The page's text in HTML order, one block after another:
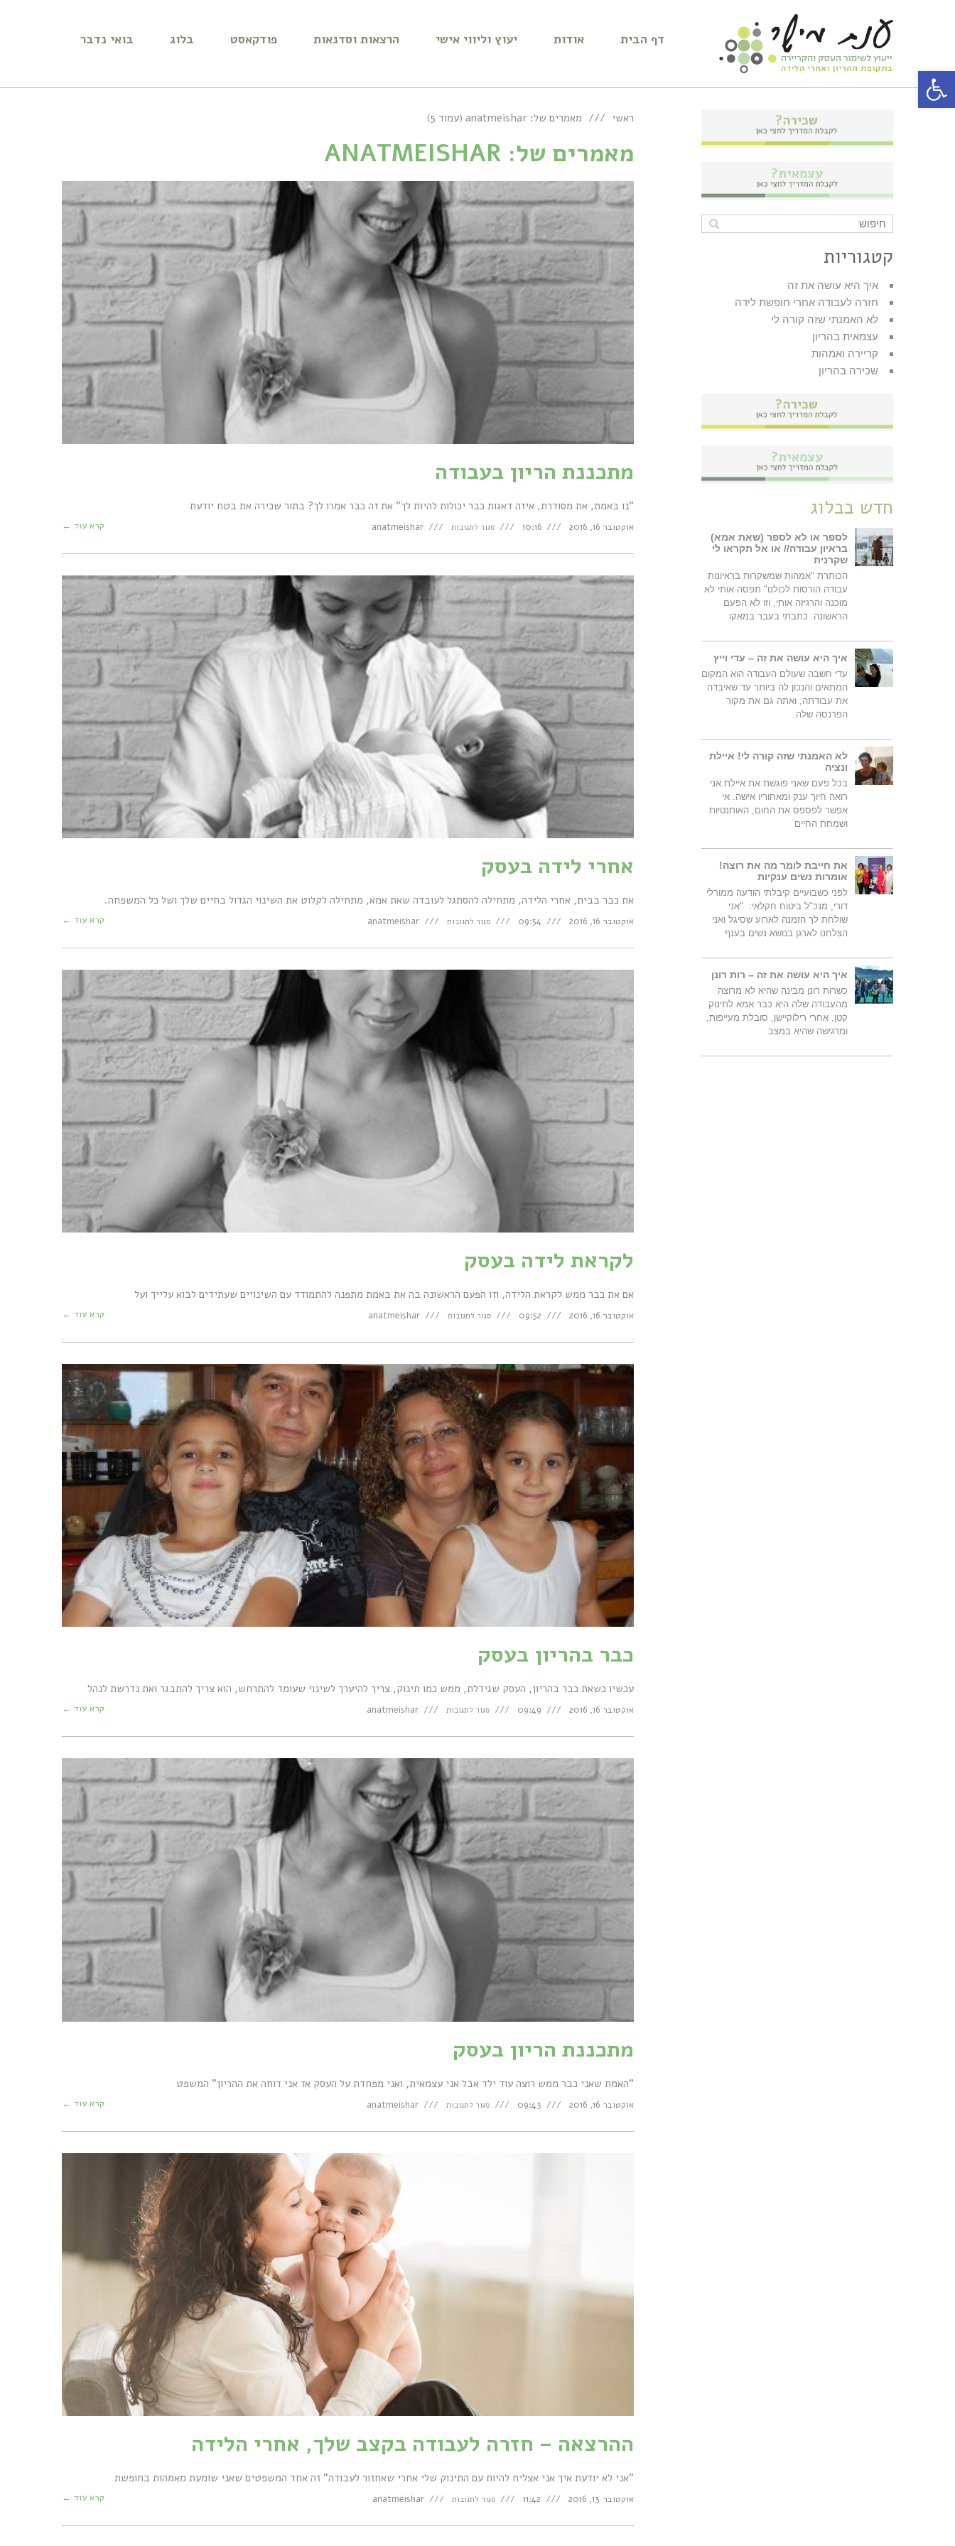
פתח סרגל נגישות
דף הבית אודות יעוץ וליווי אישי הרצאות וסדנאות פודקאסט בלוג בואי נדבר
ראשי מאמרים של: anatmeishar (עמוד 5)
מאמרים של: ANATMEISHAR
מתכננת הריון בעבודה
"נו באמת, את מסודרת, איזה דאגות כבר יכולות להיות לך" את זה כבר אמרו לך? בתור שכירה את בטח יודעת
אוקטובר 16, 2016 10:16 סגור לתגובות מתכננת
anatmeishar קרא עוד ←
אחרי לידה בעסק
את כבר בבית, אחרי הלידה, מתחילה להסתגל לעובדה שאת אמא, מתחילה לקלוט את השינוי הגדול בחיים שלך ושל כל המשפחה.
אוקטובר 16, 2016 09:54 סגור לתגובות אחרי
anatmeishar קרא עוד ←
לקראת לידה בעסק
אם את כבר ממש לקראת הלידה, וזו הפעם הראשונה בה את באמת מתפנה להתמודד עם השינויים שעתידים לבוא עלייך ועל
אוקטובר 16, 2016 09:52 סגור לתגובות לקראת
anatmeishar קרא עוד ←
כבר בהריון בעסק
עכשיו כשאת כבר בהריון, העסק שגידלת, ממש כמו תינוק, צריך להיערך לשינוי שעומד להתרחש, הוא צריך להתבגר ואת נדרשת לנהל
אוקטובר 16, 2016 09:49 סגור לתגובות anatmeishar קרא עוד ←
מתכננת הריון בעסק
"האמת שאני כבר ממש רוצה עוד ילד אבל אני עצמאית, ואני מפחדת על העסק אז אני דוחה את ההריון" המשפט
אוקטובר 16, 2016 09:43 סגור לתגובות מתכננת
anatmeishar קרא עוד ←
ההרצאה – חזרה לעבודה בקצב שלך, אחרי הלידה
"אני לא יודעת איך אני אצליח להיות עם התינוק שלי אחרי שאחזור לעבודה" זה אחד המשפטים שאני שומעת מאמהות בחופשת
אוקטובר 13, 2016 11:42 סגור לתגובות ההרצאה
לעבודה
anatmeishar קרא עוד ←
קטגוריות
איך היא עושה את זה
חזרה לעבודה אחרי חופשת לידה
לא האמנתי שזה קורה לי
עצמאית בהריון
קריירה ואמהות
שכירה בהריון
חדש בבלוג
לספר או לא לספר (שאת אמא)
בראיון עבודה// או אל תקראו לי
שקרנית
הכותרת "אמהות שמשקרות בראיונות
עבודה הורסות לכולנו" תפסה אותי לא
מוכנה והרגיזה אותי, וזו לא הפעם
הראשונה. כתבתי בעבר במאקו
איך היא עושה את זה – עדי וייץ
עדי חשבה שעולם העבודה הוא המקום
המתאים והנכון לה ביותר עד שאיבדה
את עבודתה, ואתה גם את מקור
הפרנסה שלה.
לא האמנתי שזה קורה לי! איילת
ונציה
בכל פעם שאני פוגשת את איילת אני
רואה חיוך ענק ומאחוריו אישה. אי
אפשר לפספס את החום, האותנטיות
ושמחת החיים
את חייבת לומר מה את רוצה!
אומרות נשים ענקיות
לפני כשבועיים קיבלתי הודעה ממורלי
דורי, מנכ"ל ביטוח חקלאי: "אני
שולחת לך הזמנה לארוע שסיגל ואני
הצלחנו לארגן בנושא נשים בענף
איך היא עושה את זה – רות רונן
כשרות רונן מבינה שהיא לא מרוצה
מהעבודה שלה היא כבר אמא לתינוק
קטן, אחרי רילוקיישן, סובלת מעייפות,
ומרגישה שהיא במצב